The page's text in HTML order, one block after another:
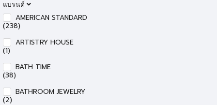
แบรนด์
AMERICAN STANDARD
(238)
ARTISTRY HOUSE
(1)
BATH TIME
(38)
BATHROOM JEWELRY
(2)